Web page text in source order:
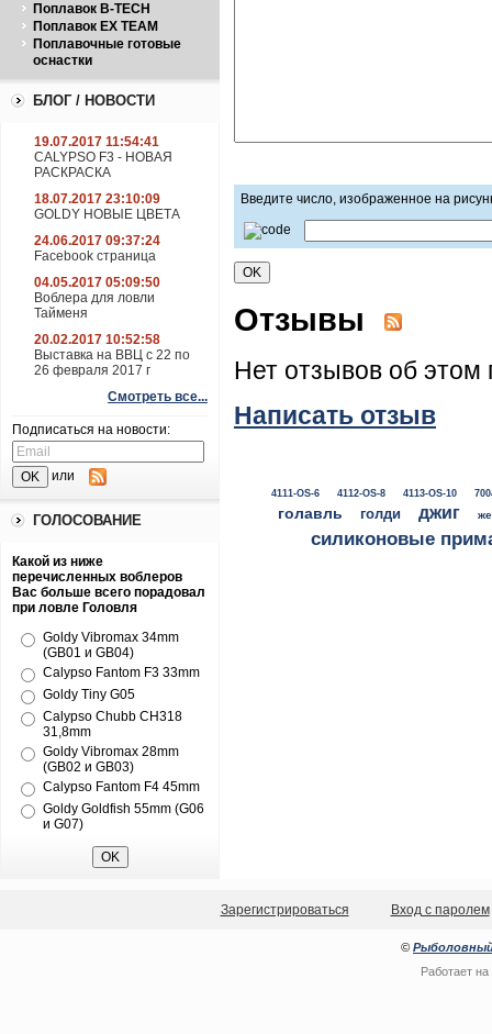
Поплавок B-TECH
Поплавок EX TEAM
Поплавочные готовые
оснастки
БЛОГ / НОВОСТИ
19.07.2017 11:54:41
CALYPSO F3 - НОВАЯ
РАСКРАСКА
18.07.2017 23:10:09
GOLDY НОВЫЕ ЦВЕТА
24.06.2017 09:37:24
Facebook страница
04.05.2017 05:09:50
Воблера для ловли
Тайменя
20.02.2017 10:52:58
Выставка на ВВЦ с 22 по
26 февраля 2017 г
Смотреть все...
Подписаться на новости:
или
ГОЛОСОВАНИЕ
Какой из ниже
перечисленных воблеров
Вас больше всего порадовал
при ловле Головля
Goldy Vibromax 34mm
(GB01 и GB04)
Calypso Fantom F3 33mm
Goldy Tiny G05
Calypso Chubb CH318
31,8mm
Goldy Vibromax 28mm
(GB02 и GB03)
Calypso Fantom F4 45mm
Goldy Goldfish 55mm (G06
и G07)
Введите число, изображенное на
Отзывы
Нет отзывов об этом
Написать отзыв
4111-OS-6 4112-OS-8 4113-OS-10
голавль голди джиг
силиконовые
Зарегистрироваться Вход с паролем
© Рыболовный
Работает